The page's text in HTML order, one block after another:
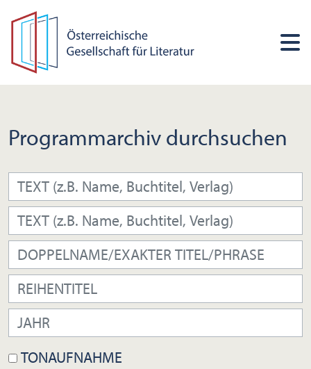
Programmarchiv durchsuchen
TONAUFNAHME